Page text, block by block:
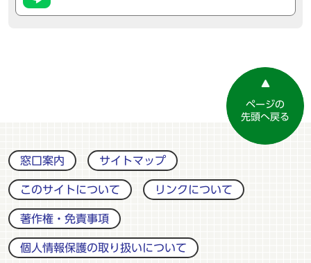
ページの
先頭へ戻る
窓口案内 サイトマップ
このサイトについて リンクについて
著作権・免責事項
個人情報保護の取り扱いについて